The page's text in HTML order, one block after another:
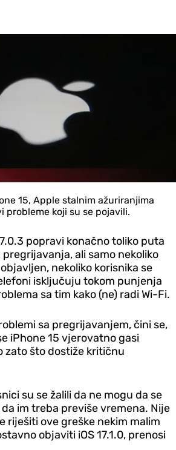
15, Apple stalnim ažuriranjima
probleme koji su se pojavili.
popravi konačno toliko puta
ali samo nekoliko
nekoliko korisnika se
isključuju tokom punjenja
sa tim kako (ne) radi Wi-Fi.
sa pregrijavanjem, čini se,
iPhone 15 vjerovatno gasi
zato što dostiže kritičnu
su se žalili da ne mogu da se
im treba previše vremena. Nije
riješiti ove greške nekim malim
objaviti iOS 17.1.0, prenosi